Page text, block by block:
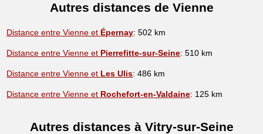
Autres distances de Vienne
Distance entre Vienne et Épernay: 502 km
Distance entre Vienne et Pierrefitte-sur-Seine: 510 km
Distance entre Vienne et Les Ulis: 486 km
Distance entre Vienne et Rochefort-en-Valdaine: 125 km
Autres distances à Vitry-sur-Seine